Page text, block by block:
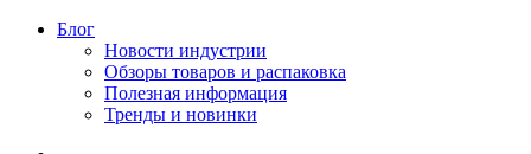
Блог
Новости индустрии
Обзоры товаров и распаковка
Полезная информация
Тренды и новинки